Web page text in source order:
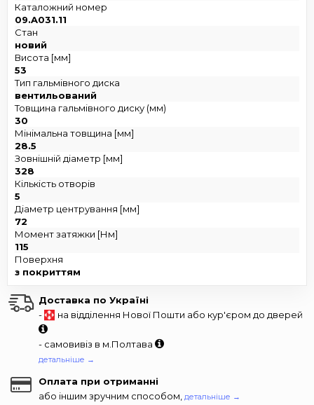
Каталожний номер
09.A031.11
Стан
новий
Висота [мм]
53
Тип гальмівного диска
вентильований
Товщина гальмівного диску (мм)
30
Мінімальна товщина [мм]
28.5
Зовнішній діаметр [мм]
328
Кількість отворів
5
Діаметр центрування [мм]
72
Момент затяжки [Нм]
115
Поверхня
з покриттям
Доставка по Україні
-
на відділення Нової Пошти або кур'єром до дверей
- самовивіз в м.Полтава
детальніше →
Оплата при отриманні
або іншим зручним способом, детальніше →